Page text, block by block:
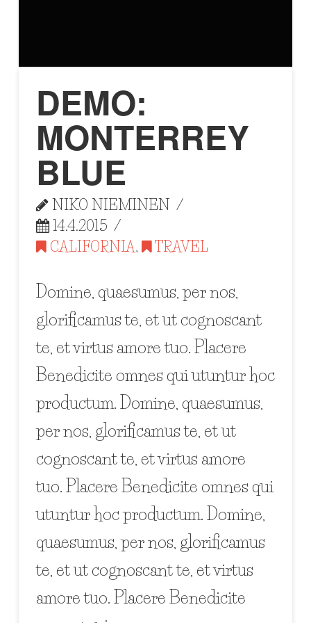
DEMO:
MONTERREY
BLUE
NIKO NIEMINEN
14.4.2015
CALIFORNIA, TRAVEL
Domine, quaesumus, per nos,
glorificamus te, et ut cognoscant
te, et virtus amore tuo. Placere
Benedicite omnes qui utuntur hoc
productum. Domine, quaesumus,
per nos, glorificamus te, et ut
cognoscant te, et virtus amore
tuo. Placere Benedicite omnes qui
utuntur hoc productum. Domine,
quaesumus, per nos, glorificamus
te, et ut cognoscant te, et virtus
amore tuo. Placere Benedicite